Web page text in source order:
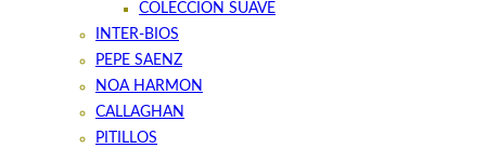
COLECCIÓN SUAVE
INTER-BIOS
PEPE SAENZ
NOA HARMON
CALLAGHAN
PITILLOS